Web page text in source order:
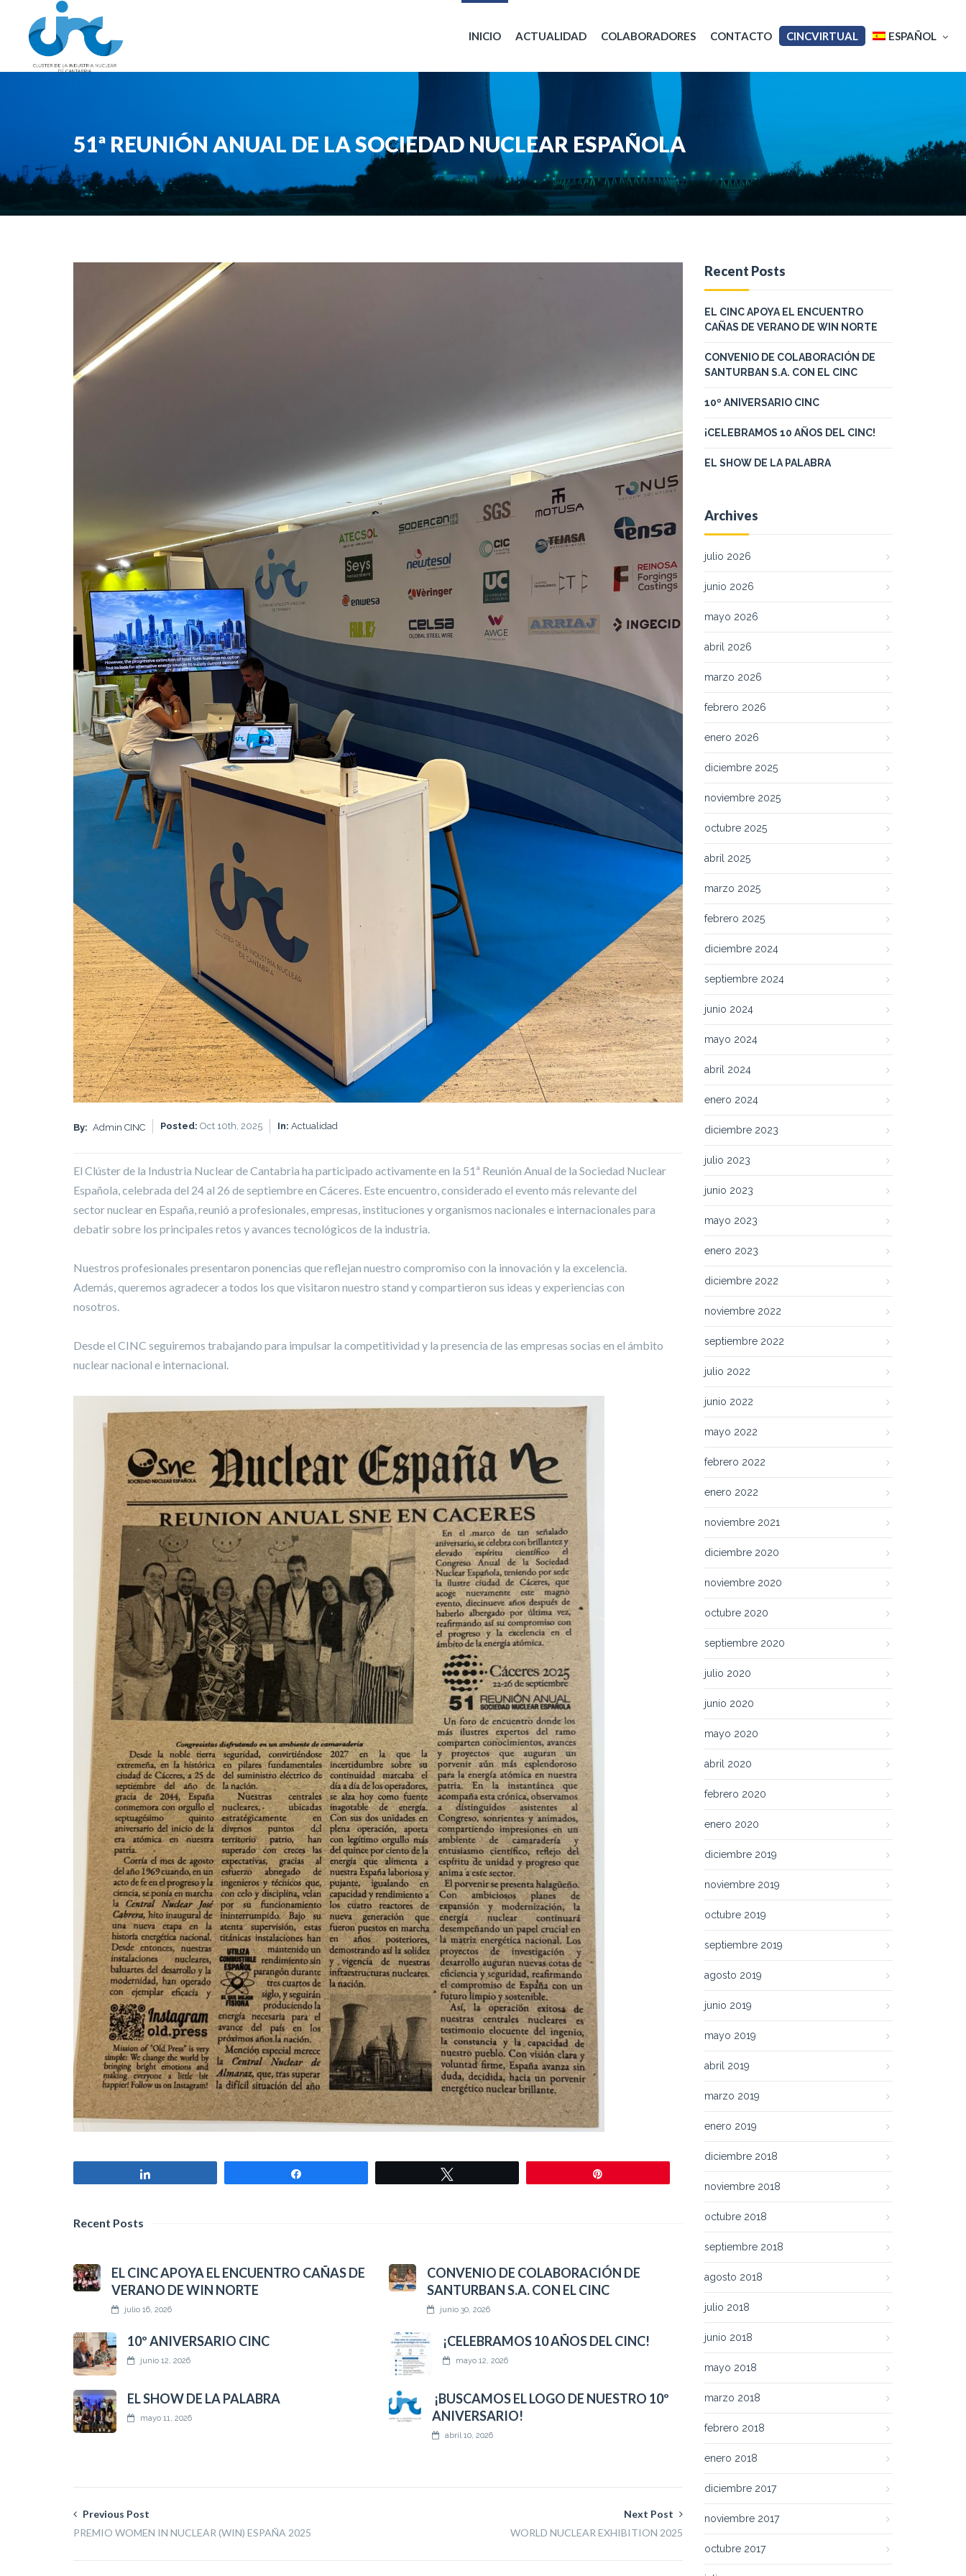
INICIO ACTUALIDAD COLABORADORES CONTACTO CINCVIRTUAL ESPAÑOL
Français
51ª REUNIÓN ANUAL DE LA SOCIEDAD NUCLEAR ESPAÑOLA
By: Admin CINC Posted: Oct 10th, 2025 In: Actualidad
El Clúster de la Industria Nuclear de Cantabria ha participado activamente en la 51ª Reunión Anual de la Sociedad Nuclear
Española, celebrada del 24 al 26 de septiembre en Cáceres. Este encuentro, considerado el evento más relevante del
sector nuclear en España, reunió a profesionales, empresas, instituciones y organismos nacionales e internacionales para
debatir sobre los principales retos y avances tecnológicos de la industria.
Nuestros profesionales presentaron ponencias que reflejan nuestro compromiso con la innovación y la excelencia.
Además, queremos agradecer a todos los que visitaron nuestro stand y compartieron sus ideas y experiencias con
nosotros.
Desde el CINC seguiremos trabajando para impulsar la competitividad y la presencia de las empresas socias en el ámbito
nuclear nacional e internacional.
Recent Posts
EL CINC APOYA EL ENCUENTRO CAÑAS DE
VERANO DE WIN NORTE
julio 16, 2026
CONVENIO DE COLABORACIÓN DE
SANTURBAN S.A. CON EL CINC
junio 30, 2026
10º ANIVERSARIO CINC
junio 12, 2026
¡CELEBRAMOS 10 AÑOS DEL CINC!
mayo 12, 2026
EL SHOW DE LA PALABRA
mayo 11, 2026
¡BUSCAMOS EL LOGO DE NUESTRO 10º
ANIVERSARIO!
abril 10, 2026
Previous Post
PREMIO WOMEN IN NUCLEAR (WIN) ESPAÑA 2025
Next Post
WORLD NUCLEAR EXHIBITION 2025
Recent Posts
EL CINC APOYA EL ENCUENTRO
CAÑAS DE VERANO DE WIN NORTE
CONVENIO DE COLABORACIÓN DE
SANTURBAN S.A. CON EL CINC
10º ANIVERSARIO CINC
¡CELEBRAMOS 10 AÑOS DEL CINC!
EL SHOW DE LA PALABRA
Archives
julio 2026
junio 2026
mayo 2026
abril 2026
marzo 2026
febrero 2026
enero 2026
diciembre 2025
noviembre 2025
octubre 2025
abril 2025
marzo 2025
febrero 2025
diciembre 2024
septiembre 2024
junio 2024
mayo 2024
abril 2024
enero 2024
diciembre 2023
julio 2023
junio 2023
mayo 2023
enero 2023
diciembre 2022
noviembre 2022
septiembre 2022
julio 2022
junio 2022
mayo 2022
febrero 2022
enero 2022
noviembre 2021
diciembre 2020
noviembre 2020
octubre 2020
septiembre 2020
julio 2020
junio 2020
mayo 2020
abril 2020
febrero 2020
enero 2020
diciembre 2019
noviembre 2019
octubre 2019
septiembre 2019
agosto 2019
junio 2019
mayo 2019
abril 2019
marzo 2019
enero 2019
diciembre 2018
noviembre 2018
octubre 2018
septiembre 2018
agosto 2018
julio 2018
junio 2018
mayo 2018
marzo 2018
febrero 2018
enero 2018
diciembre 2017
noviembre 2017
octubre 2017